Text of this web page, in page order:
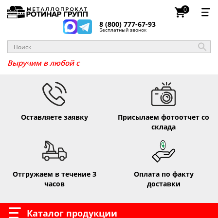
8 (800) 777-67-93
Бесплатный звонок
0
Выручим в любо _
Оставляете заявку
Присылаем фотоотчет со
склада
Отгружаем в течение 3
часов
Оплата по факту
доставки
Каталог продукции